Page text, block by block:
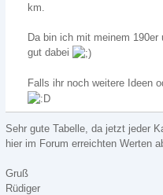
km.
Da bin ich mit meinem
gut dabei
Falls ihr noch weitere Ideen
Sehr gute Tabelle, da jetzt jeder
hier im Forum erreichten Werten
Gruß
Rüdiger